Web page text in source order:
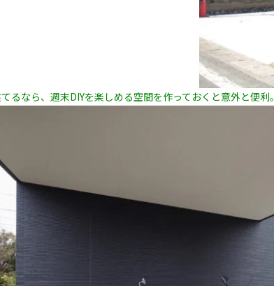
るなら、週末DIYを楽しめる空間を作っておくと意外と便利。